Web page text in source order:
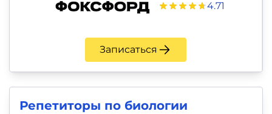
4.71
Записаться
Репетиторы по биологии